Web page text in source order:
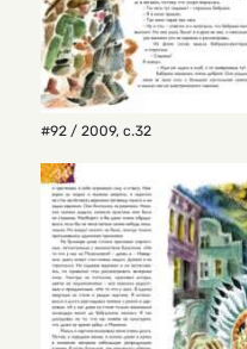
#92 / 2009, с.32